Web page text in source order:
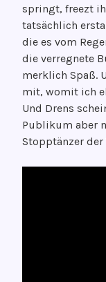
springt, freezt
tatsächlich
die es vom
die verregnete
merklich Spaß.
mit, womit ich
Und Drens
Publikum aber
Stopptänzer der